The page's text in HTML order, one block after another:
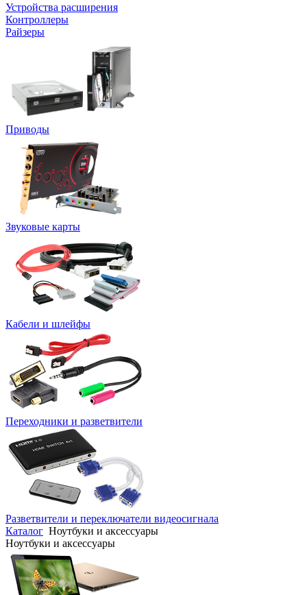
Устройства расширения
Контроллеры
Райзеры
Приводы
Звуковые карты
Кабели и шлейфы
Переходники и разветвители
Разветвители и переключатели видеосигнала
Каталог Ноутбуки и аксессуары
Ноутбуки и аксессуары